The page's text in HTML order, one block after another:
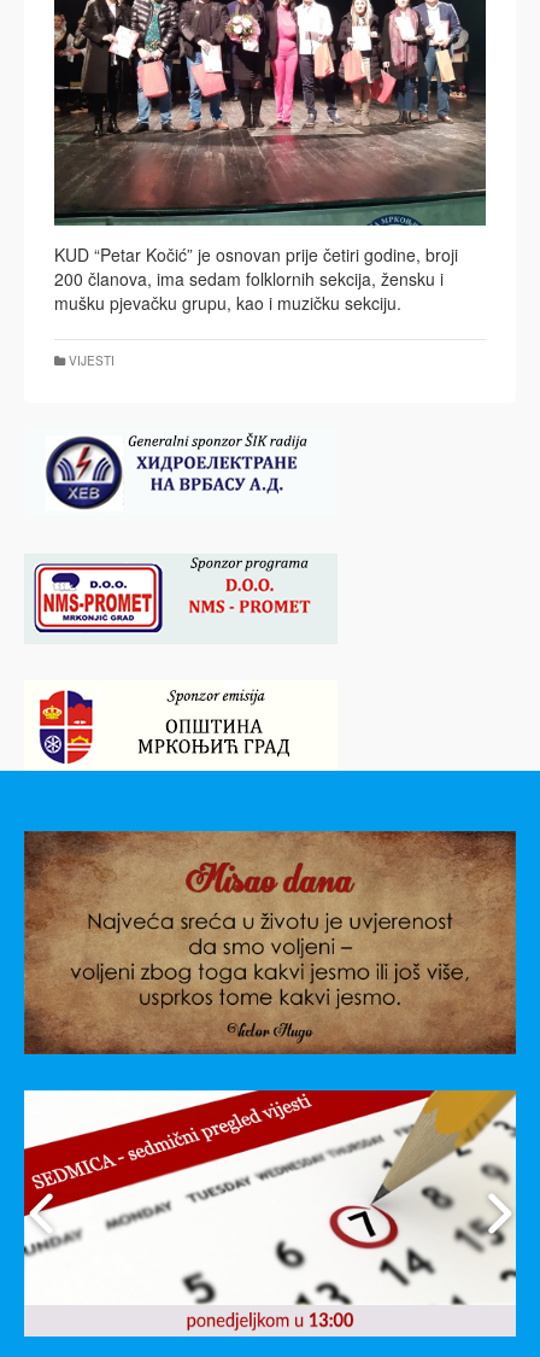
KUD “Petar Kočić” je osnovan prije četiri godine, broji
200 članova, ima sedam folklornih sekcija, žensku i
mušku pjevačku grupu, kao i muzičku sekciju.
VIJESTI